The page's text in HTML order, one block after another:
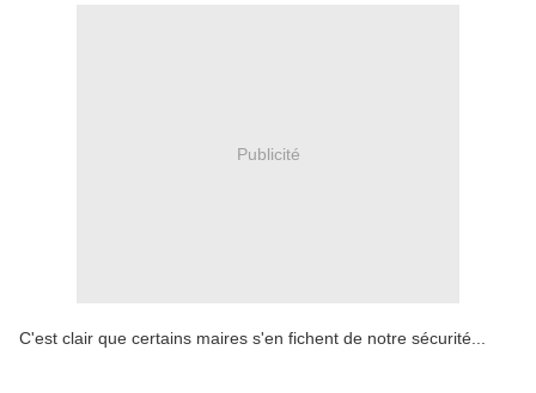
Publicité
C'est clair que certains maires s'en fichent de notre sécurité...